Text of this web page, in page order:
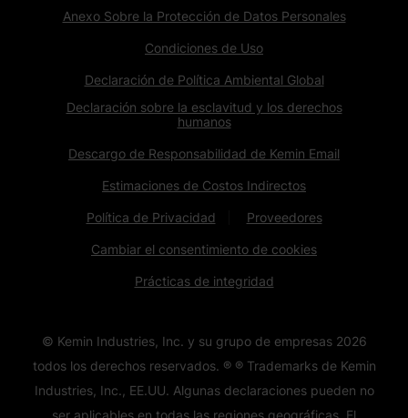
Anexo Sobre la Protección de Datos Personales
Condiciones de Uso
Declaración de Política Ambiental Global
Declaración sobre la esclavitud y los derechos
humanos
Descargo de Responsabilidad de Kemin Email
Estimaciones de Costos Indirectos
Política de Privacidad Proveedores
Cambiar el consentimiento de cookies
Prácticas de integridad
© Kemin Industries, Inc. y su grupo de empresas 2026
todos los derechos reservados. ® ® Trademarks de Kemin
Industries, Inc., EE.UU. Algunas declaraciones pueden no